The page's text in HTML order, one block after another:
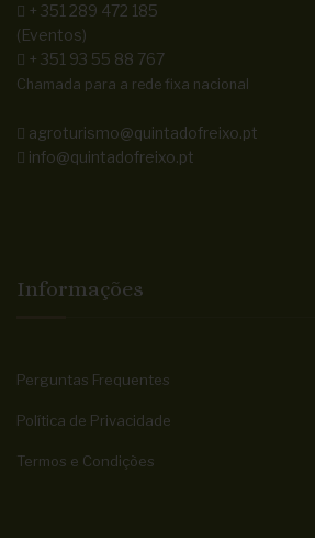
+ 351 289 472 185
(Eventos)
+ 351 93 55 88 767
Chamada para a rede fixa nacional
agroturismo@quintadofreixo.pt
info@quintadofreixo.pt
Informações
Perguntas Frequentes
Política de Privacidade
Termos e Condições